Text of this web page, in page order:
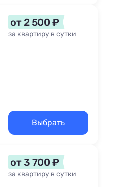
от 2 500 ₽
за квартиру в сутки
Выбрать
от 3 700 ₽
за квартиру в сутки